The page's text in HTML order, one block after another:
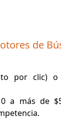
de
por clic)
a más de